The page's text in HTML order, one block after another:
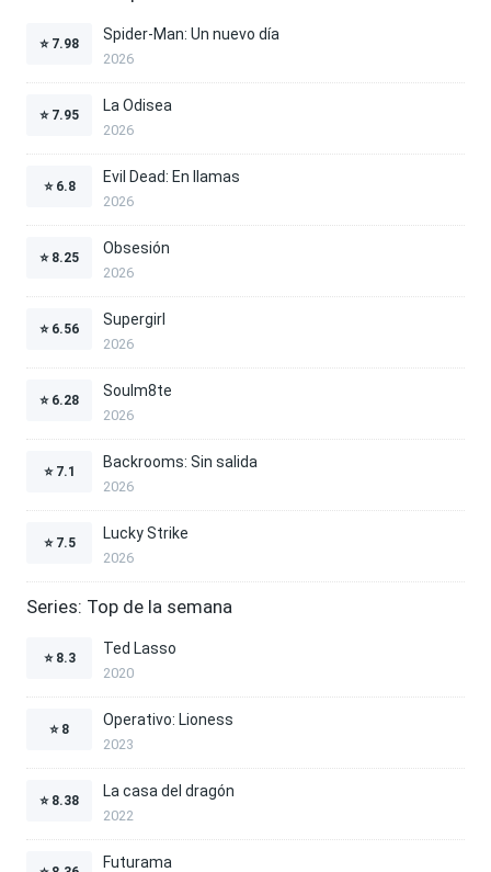
⭐ 7.98
Spider-Man: Un nuevo día
2026
⭐ 7.95
La Odisea
2026
⭐ 6.8
Evil Dead: En llamas
2026
⭐ 8.25
Obsesión
2026
⭐ 6.56
Supergirl
2026
⭐ 6.28
Soulm8te
2026
⭐ 7.1
Backrooms: Sin salida
2026
⭐ 7.5
Lucky Strike
2026
Series: Top de la semana
⭐ 8.3
Ted Lasso
2020
⭐ 8
Operativo: Lioness
2023
⭐ 8.38
La casa del dragón
2022
Futurama